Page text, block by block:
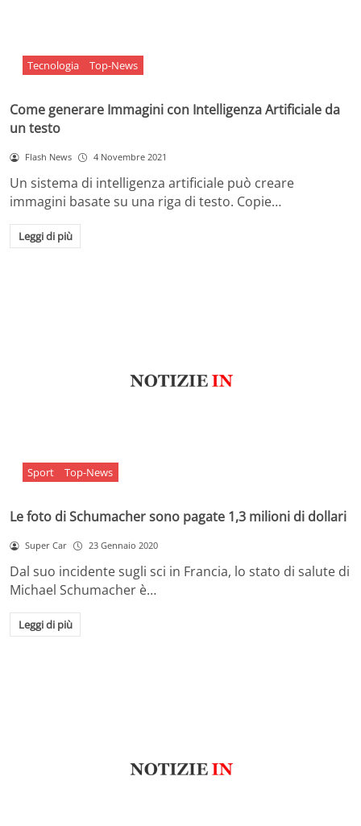
Tecnologia Top-News
Come generare Immagini con Intelligenza Artificiale da
un testo
Flash News 4 Novembre 2021
Un sistema di intelligenza artificiale può creare
immagini basate su una riga di testo. Copie…
Leggi di più
Sport Top-News
Le foto di Schumacher sono pagate 1,3 milioni di dollari
Super Car 23 Gennaio 2020
Dal suo incidente sugli sci in Francia, lo stato di salute di
Michael Schumacher è…
Leggi di più